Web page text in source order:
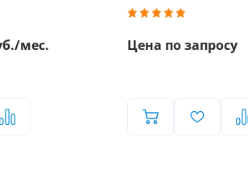
мес. Цена по запросу